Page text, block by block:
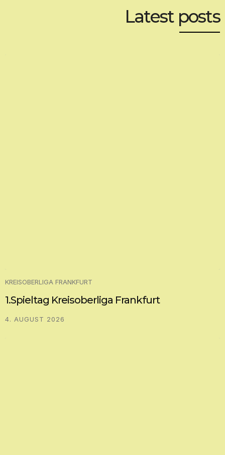
Latest posts
KREISOBERLIGA FRANKFURT
1.Spieltag Kreisoberliga Frankfurt
4. AUGUST 2026